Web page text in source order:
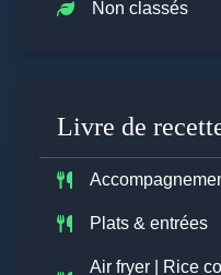
Non classés
Livre de
Plats & entrées
Air fryer | Rice